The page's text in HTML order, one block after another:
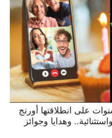
احتفالها بمرور 10 سنوات على انطلاقتها أورنج
وهدايا وجوائز